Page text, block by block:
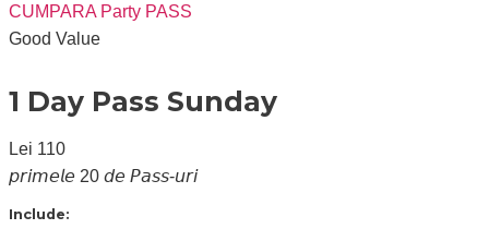
CUMPARA Party PASS
Good Value
1 Day Pass Sunday
Lei 110
𝘱𝘳𝘪𝘮𝘦𝘭𝘦 20 𝘥𝘦 𝘗𝘢𝘴𝘴-𝘶𝘳𝘪
Include: